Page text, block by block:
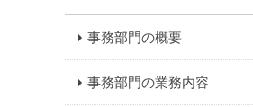
事務部門の概要
事務部門の業務内容